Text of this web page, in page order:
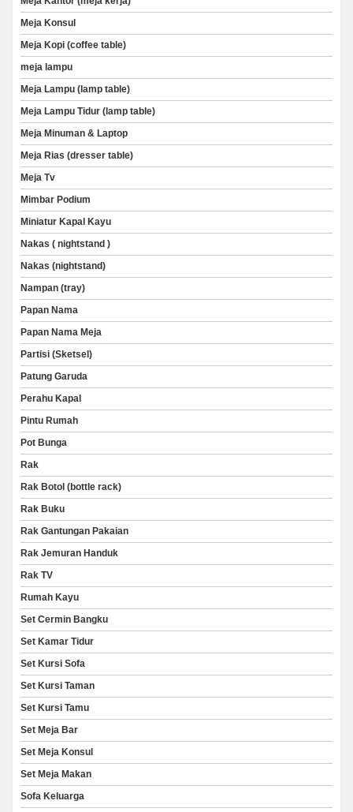
Meja Konsul
Meja Kopi (coffee table)
meja lampu
Meja Lampu (lamp table)
Meja Lampu Tidur (lamp table)
Meja Minuman & Laptop
Meja Rias (dresser table)
Meja Tv
Mimbar Podium
Miniatur Kapal Kayu
Nakas ( nightstand )
Nakas (nightstand)
Nampan (tray)
Papan Nama
Papan Nama Meja
Partisi (Sketsel)
Patung Garuda
Perahu Kapal
Pintu Rumah
Pot Bunga
Rak
Rak Botol (bottle rack)
Rak Buku
Rak Gantungan Pakaian
Rak Jemuran Handuk
Rak TV
Rumah Kayu
Set Cermin Bangku
Set Kamar Tidur
Set Kursi Sofa
Set Kursi Taman
Set Kursi Tamu
Set Meja Bar
Set Meja Konsul
Set Meja Makan
Sofa Keluarga